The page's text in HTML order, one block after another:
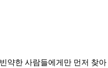
한 사람들에게만 먼저 찾